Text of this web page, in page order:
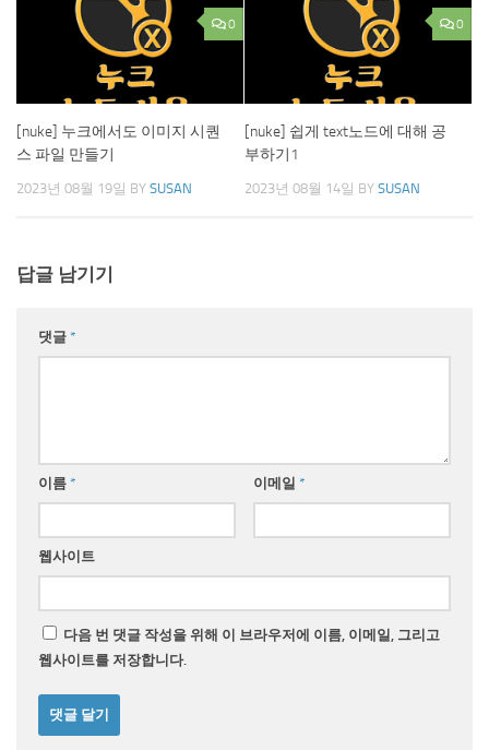
0
[nuke] 누크에서도 이미지 시퀀
스 파일 만들기
2023년 08월 19일 BY SUSAN
0
[nuke] 쉽게 text노드에 대해 공
부하기1
2023년 08월 14일 BY SUSAN
답글 남기기
댓글 *
이름 * 이메일 *
웹사이트
다음 번 댓글 작성을 위해 이 브라우저에 이름, 이메일, 그리고
웹사이트를 저장합니다.